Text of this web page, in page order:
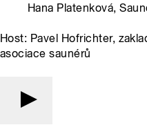
Hana Platenková,
Host: Pavel Hofrichter,
asociace saunérů